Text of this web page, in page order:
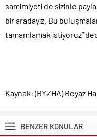
samimiyeti de sizinle
bir aradayız. Bu
tamamlamak istiyoruz”
Kaynak: (BYZHA) Beyaz
BENZER KONULAR